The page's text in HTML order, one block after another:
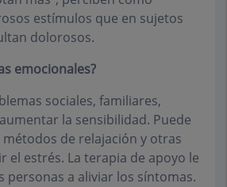
estímulos que en sujetos
dolorosos.
emocionales?
sociales, familiares,
la sensibilidad. Puede
de relajación y otras
el estrés. La terapia de apoyo le
personas a aliviar los síntomas.